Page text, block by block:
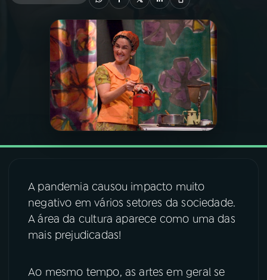
PROGRAMAS
PODCASTS
VIDEOCASTS
ACOMPANHE A RÁDIO NACIONAL
YouTube
Instagram X
A pandemia causou impacto muito
negativo em vários setores da sociedade.
A área da cultura aparece como uma das
mais prejudicadas!
Ao mesmo tempo, as artes em geral se